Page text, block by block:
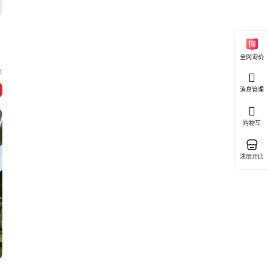
全网询价
消息管理
购物车
注册开店